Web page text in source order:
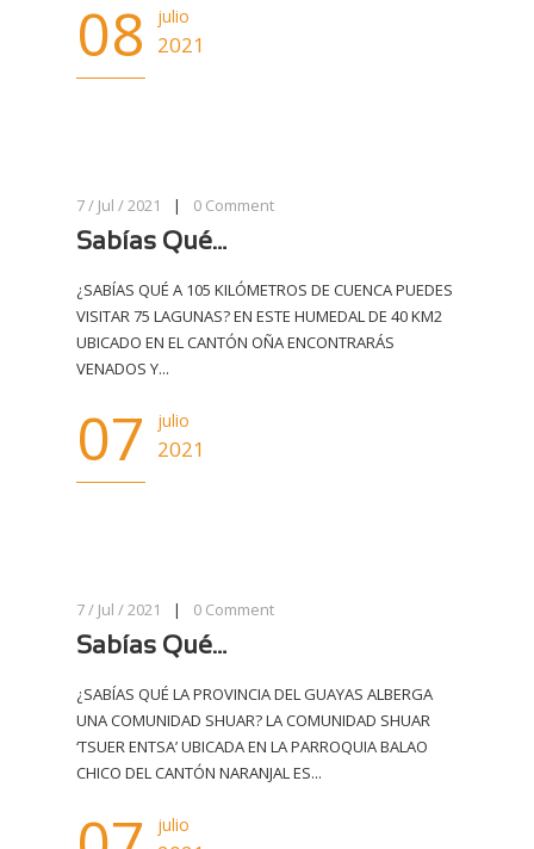
08 julio
2021
7 / Jul / 2021 | 0 Comment
Sabías Qué…
¿SABÍAS QUÉ A 105 KILÓMETROS DE CUENCA PUEDES
VISITAR 75 LAGUNAS? EN ESTE HUMEDAL DE 40 KM2
UBICADO EN EL CANTÓN OÑA ENCONTRARÁS
VENADOS Y...
07 julio
2021
7 / Jul / 2021 | 0 Comment
Sabías Qué…
¿SABÍAS QUÉ LA PROVINCIA DEL GUAYAS ALBERGA
UNA COMUNIDAD SHUAR? LA COMUNIDAD SHUAR
‘TSUER ENTSA’ UBICADA EN LA PARROQUIA BALAO
CHICO DEL CANTÓN NARANJAL ES...
julio